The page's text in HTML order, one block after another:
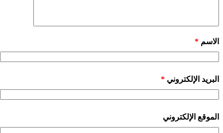
الاسم *
البريد الإلكتروني *
الموقع الإلكتروني